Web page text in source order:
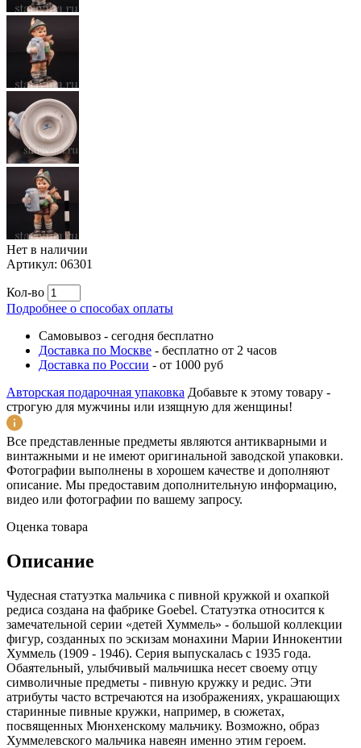
Нет в наличии
Артикул: 06301
Кол-во
Подробнее о способах оплаты
Самовывоз - сегодня бесплатно
Доставка по Москве - бесплатно от 2 часов
Доставка по России - от 1000 руб
Авторская подарочная упаковка Добавьте к этому товару -
строгую для мужчины или изящную для женщины!
Все представленные предметы являются антикварными и
винтажными и не имеют оригинальной заводской упаковки.
Фотографии выполнены в хорошем качестве и дополняют
описание. Мы предоставим дополнительную информацию,
видео или фотографии по вашему запросу.
Оценка товара
Описание
Чудесная статуэтка мальчика с пивной кружкой и охапкой
редиса создана на фабрике Goebel. Статуэтка относится к
замечательной серии «детей Хуммель» - большой коллекции
фигур, созданных по эскизам монахини Марии Иннокентии
Хуммель (1909 - 1946). Серия выпускалась с 1935 года.
Обаятельный, улыбчивый мальчишка несет своему отцу
символичные предметы - пивную кружку и редис. Эти
атрибуты часто встречаются на изображениях, украшающих
старинные пивные кружки, например, в сюжетах,
посвященных Мюнхенскому мальчику. Возможно, образ
Хуммелевского мальчика навеян именно этим героем.